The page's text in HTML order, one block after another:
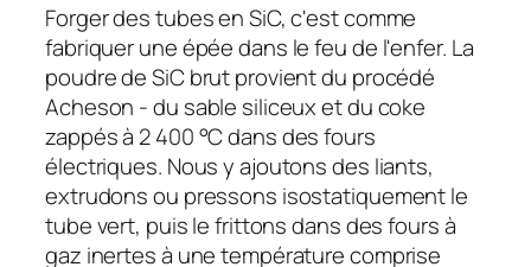
Forger des tubes en SiC, c'est comme
fabriquer une épée dans le feu de l'enfer. La
poudre de SiC brut provient du procédé
Acheson - du sable siliceux et du coke
zappés à 2 400 °C dans des fours
électriques. Nous y ajoutons des liants,
extrudons ou pressons isostatiquement le
tube vert, puis le frittons dans des fours à
gaz inertes à une température comprise